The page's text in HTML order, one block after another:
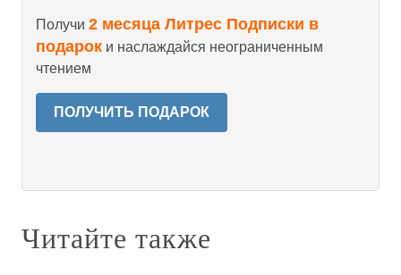
Получи 2 месяца Литрес Подписки в
подарок и наслаждайся неограниченным
чтением
ПОЛУЧИТЬ ПОДАРОК
Читайте также